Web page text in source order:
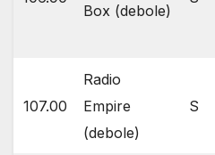
Box (debole)
107.00
Radio
Empire
(debole)
S